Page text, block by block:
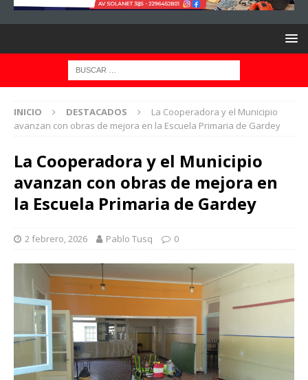
INICIO DESTACADOS
La Cooperadora y el Municipio
avanzan con obras de mejora en la Escuela Primaria de Gardey
La Cooperadora y el Municipio
avanzan con obras de mejora en
la Escuela Primaria de Gardey
2 febrero, 2026 Pablo Tusq 0